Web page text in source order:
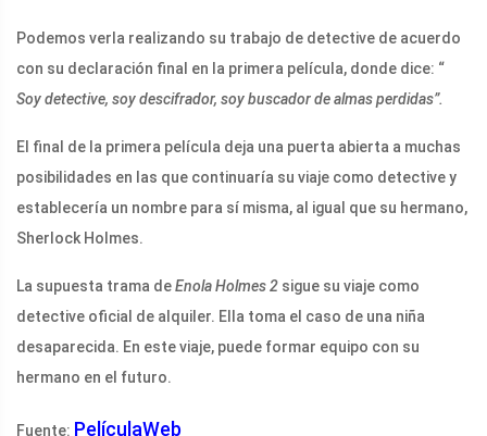
Podemos verla realizando su trabajo de detective de acuerdo
con su declaración final en la primera película, donde dice: “
Soy detective, soy descifrador, soy buscador de almas perdidas”.
El final de la primera película deja una puerta abierta a muchas
posibilidades en las que continuaría su viaje como detective y
establecería un nombre para sí misma, al igual que su hermano,
Sherlock Holmes.
La supuesta trama deEnola Holmes 2 sigue su viaje como
detective oficial de alquiler. Ella toma el caso de una niña
desaparecida. En este viaje, puede formar equipo con su
hermano en el futuro.
Fuente: PelículaWeb